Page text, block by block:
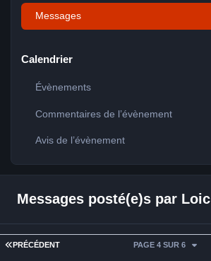
Messages
Calendrier
Évènements
Commentaires de l’évènement
Avis de l’évènement
Messages posté(e)s par Loic
PREMIÈRE PAGE
PRÉCÉDENT PAGE 4 SUR 6